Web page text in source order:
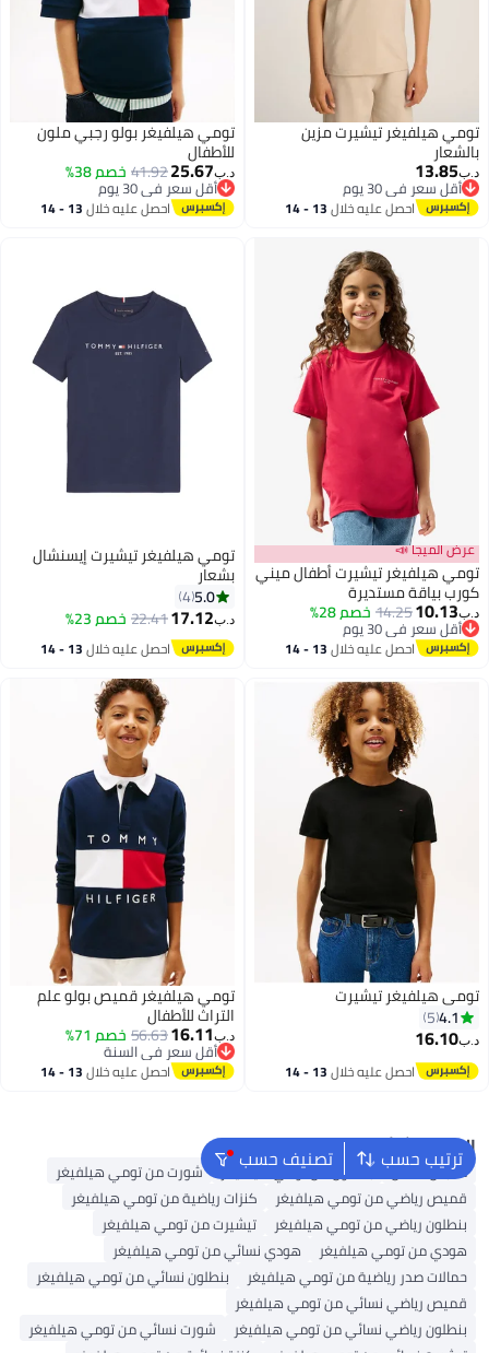
تومي هيلفيغر تيشيرت مزين
بالشعار
د.ب‏13.85
أقل سعر في 30 يوم
أقل سعر في 30 يوماحصل عليه خلال 13 - 14
تومي هيلفيغر بولو رجبي ملون
للأطفال
د.ب‏25.67
41.92خصم 38%
أقل سعر في 30 يوم
أقل سعر في 30 يوماحصل عليه خلال 13 - 14
عرض الميجا 📣
تومي هيلفيغر تيشيرت أطفال ميني
كورب بياقة مستديرة
د.ب‏10.13
14.25خصم 28%
أقل سعر في 30 يوم
أقل سعر في 30 يوماحصل عليه خلال 13 - 14
تومي هيلفيغر تيشيرت إيسنشال
بشعار
5.0
4
د.ب‏17.12
22.41خصم 23%
احصل عليه خلال 13 - 14
4
تومي هيلفيغر تيشيرت
4.1
5
د.ب‏16.10
احصل عليه خلال 13 - 14
تومي هيلفيغر قميص بولو علم
التراث للأطفال
د.ب‏16.11
56.63خصم 71%
أقل سعر في السنة
أقل سعر في السنة
احصل عليه خلال 13 - 14
ترتيب حسب تصنيف حسب البحث الشائع
ملابس اطفال بنطلون من تومي هيلفيغر
شورت من تومي هيلفيغر
قميص رياضي من تومي هيلفيغر
كنزات رياضية من تومي هيلفيغر
بنطلون رياضي من تومي هيلفيغر
تيشيرت من تومي هيلفيغر
هودي من تومي هيلفيغر
هودي نسائي من تومي هيلفيغر
حمالات صدر رياضية من تومي هيلفيغر
بنطلون نسائي من تومي هيلفيغر
قميص رياضي نسائي من تومي هيلفيغر
بنطلون رياضي نسائي من تومي هيلفيغر
شورت نسائي من تومي هيلفيغر